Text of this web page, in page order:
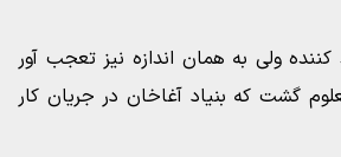
ولی به همان اندازه نیز تعجب آور
گشت که بنیاد آغاخان در جریان کار